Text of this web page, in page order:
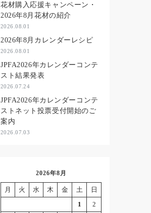
花材購入応援キャンペーン・
2026年8月花材の紹介
2026.08.01
2026年8月カレンダーレシピ
2026.08.01
JPFA2026年カレンダーコンテ
スト結果発表
2026.07.24
JPFA2026年カレンダーコンテ
ストネット投票受付開始のご
案内
2026.07.03
2026年8月
月 火 水 木 金 土
日
1
2